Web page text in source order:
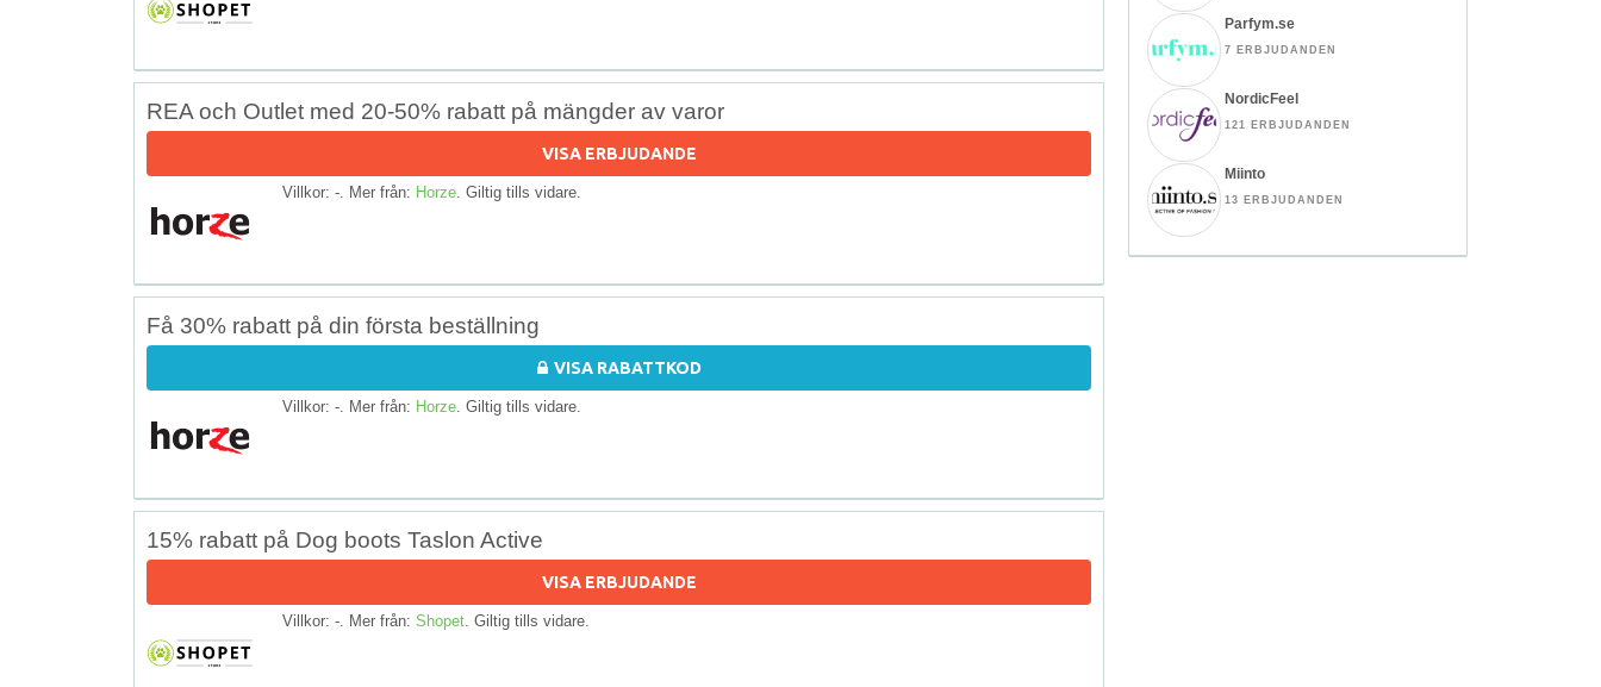
REA och Outlet med 20-50% rabatt på mängder av varor
VISA ERBJUDANDE
Villkor: -. Mer från: Horze . Giltig tills vidare.
Få 30% rabatt på din första beställning
VISA RABATTKOD
Villkor: -. Mer från: Horze . Giltig tills vidare.
15% rabatt på Dog boots Taslon Active
VISA ERBJUDANDE
Villkor: -. Mer från: Shopet . Giltig tills vidare.
Parfym.se
7 ERBJUDANDEN
NordicFeel
121 ERBJUDANDEN
Miinto
13 ERBJUDANDEN